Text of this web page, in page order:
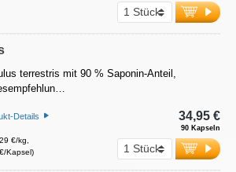
terrestris mit 90 % Saponin-Anteil,
Details
€/kg,
Kapsel)
90 Kapseln
34,95 €